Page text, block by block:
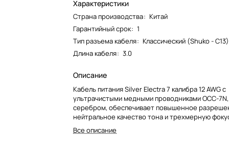
Характеристики
Страна производства: Китай
Гарантийный срок: 1
Тип разъема кабеля: Классический (Shuko - С13)
Длина кабеля: 3.0
Описание
Кабель питания Silver Electra 7 калибра 12 AWG с
ультрачистыми медными проводниками OCC-
серебром, обеспечивает повышенное
нейтральное качество тона и трехмерную
изображения, которые лучше, чем у Platinum
Все описание